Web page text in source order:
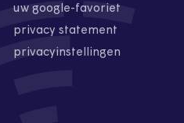
uw google-favoriet
privacy statement
privacyinstellingen